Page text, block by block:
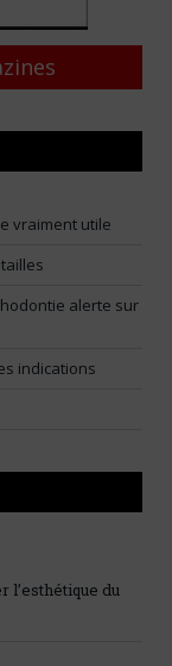
vraiment utile
alerte sur
indications
l’esthétique du